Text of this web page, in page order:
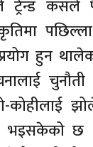
ट्रेन्ड कसले
हुन
चुनौती
कोहीलाई
भइसकेको छ